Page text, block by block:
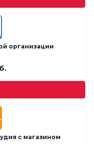
организации
с магазином